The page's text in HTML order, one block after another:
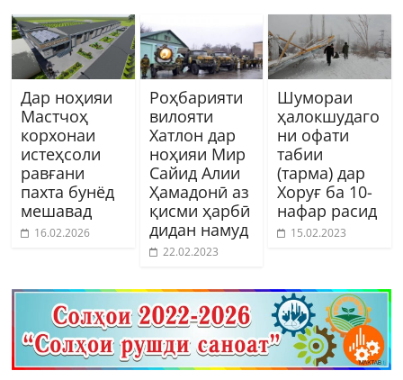
Дар ноҳияи
Мастчоҳ
корхонаи
истеҳсоли
равғани
пахта бунёд
мешавад
16.02.2026
Роҳбарияти
вилояти
Хатлон дар
ноҳияи Мир
Сайид Алии
Ҳамадонӣ аз
қисми ҳарбӣ
дидан намуд
22.02.2023
Шумораи
ҳалокшудаго
ни офати
табии
(тарма) дар
Хоруғ ба 10-
нафар расид
15.02.2023